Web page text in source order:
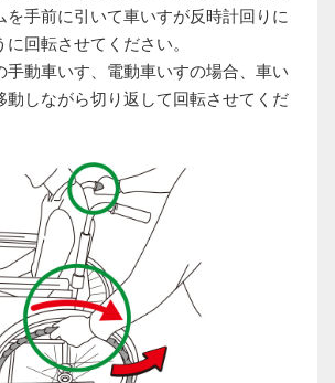
を手前に引いて車いすが反時計回りに
回転させてください。
手動車いす、電動車いすの場合、車い
動しながら切り返して回転させてくだ